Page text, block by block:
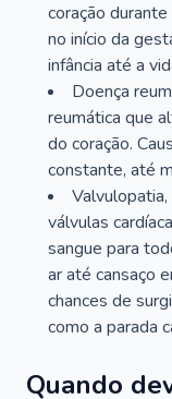
coração
no início da
infância até a
Doença
reumática que
do coração.
constante, até
válvulas
sangue para
ar até cansaço
chances de
como a parada
Quando